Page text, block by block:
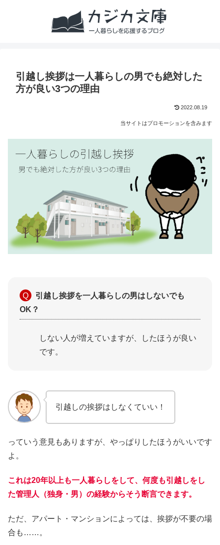
引越し挨拶は一人暮らしの男でも絶対した
方が良い3つの理由
2022.08.19
当サイトはプロモーションを含みます
引越し挨拶を一人暮らしの男はしないでも
OK？
しない人が増えていますが、したほうが良い
です。
引越しの挨拶はしなくていい！
っていう意見もありますが、やっぱりしたほうがいいです
よ。
これは20年以上も一人暮らしをして、何度も引越しをし
た管理人（独身・男）の経験からそう断言できます。
ただ、アパート・マンションによっては、挨拶が不要の場
合も……。